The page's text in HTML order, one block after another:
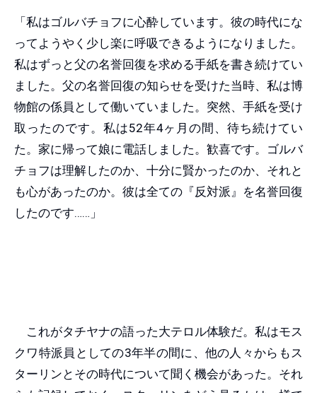
「私はゴルバチョフに心酔しています。彼の時代にな
ってようやく少し楽に呼吸できるようになりました。
私はずっと父の名誉回復を求める手紙を書き続けてい
ました。父の名誉回復の知らせを受けた当時、私は博
物館の係員として働いていました。突然、手紙を受け
取ったのです。私は52年4ヶ月の間、待ち続けてい
た。家に帰って娘に電話しました。歓喜です。ゴルバ
チョフは理解したのか、十分に賢かったのか、それと
も心があったのか。彼は全ての『反対派』を名誉回復
したのです……」
これがタチヤナの語った大テロル体験だ。私はモス
クワ特派員としての3年半の間に、他の人々からもス
ターリンとその時代について聞く機会があった。それ